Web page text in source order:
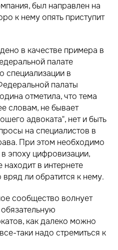
был направлен на
к нему опять приступит
в качестве примера в
палате
специализации в
палаты
отметила, что тема
словам, не бывает
адвоката", нет и быть
на специалистов в
При этом необходимо
эпоху цифровизации,
находит в интернете
ли обратится к нему.
сообщество волнует
как далеко можно
таки надо стремиться к